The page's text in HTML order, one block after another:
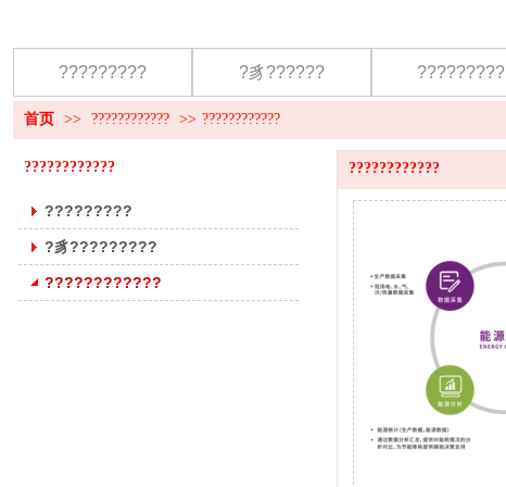
????????? ?豸?????? ?????????
首页 >> ???????????? >> ????????????
????????????
?????????
?豸?????????
????????????
????????????